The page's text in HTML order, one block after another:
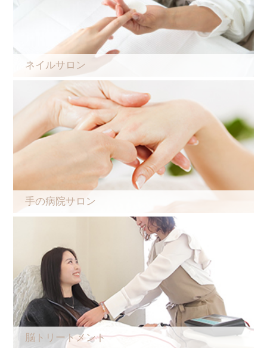
ネイルサロン
手の病院サロン
脳トリートメント